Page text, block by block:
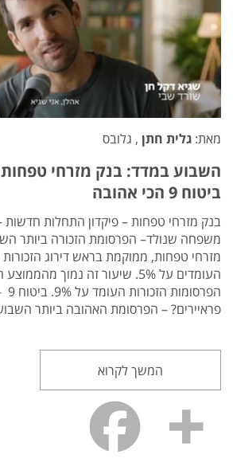
מאת: גלית חתן , גלובס
השבוע במדד: בנק מזרחי טפחות
ביטוח 9 הכי אהובה
משפחה שנולד– הפרסומת הזכורה ביותר
מזרחי טפחות, ממוקמת בראש דירוג הזכורות
העומדים על 5%. שיעור זה נמוך
פראיירים? – הפרסומת האהובה ביותר
המשך לקרוא